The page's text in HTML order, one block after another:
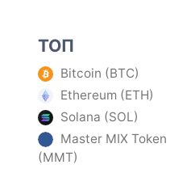
ТОП
Bitcoin (BTC)
Ethereum (ETH)
Solana (SOL)
Master MIX Token
(MMT)